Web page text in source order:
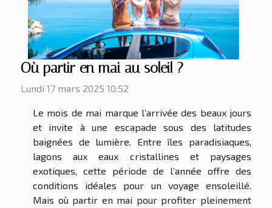
Où partir en mai au soleil ?
Lundi 17 mars 2025 10:52
Le mois de mai marque l’arrivée des beaux jours
et invite à une escapade sous des latitudes
baignées de lumière. Entre îles paradisiaques,
lagons aux eaux cristallines et paysages
exotiques, cette période de l’année offre des
conditions idéales pour un voyage ensoleillé.
Mais où partir en mai pour profiter pleinement